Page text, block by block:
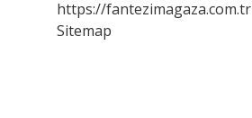
https://fantezimagaza.com.tr
Sitemap